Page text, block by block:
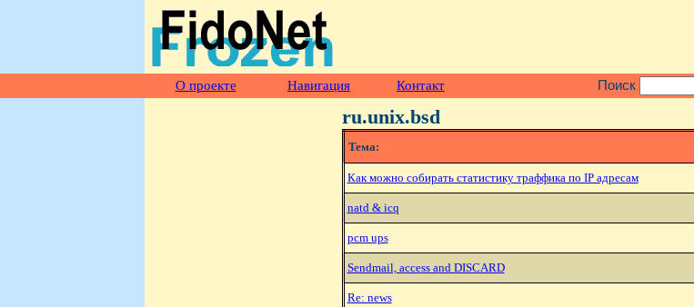
О проекте Навигация Контакт Поиск
ru.unix.bsd
Тема:
Как можно собирать статистику траффика по IP адресам
natd & icq
pcm ups
Sendmail, access and DISCARD
Re: news